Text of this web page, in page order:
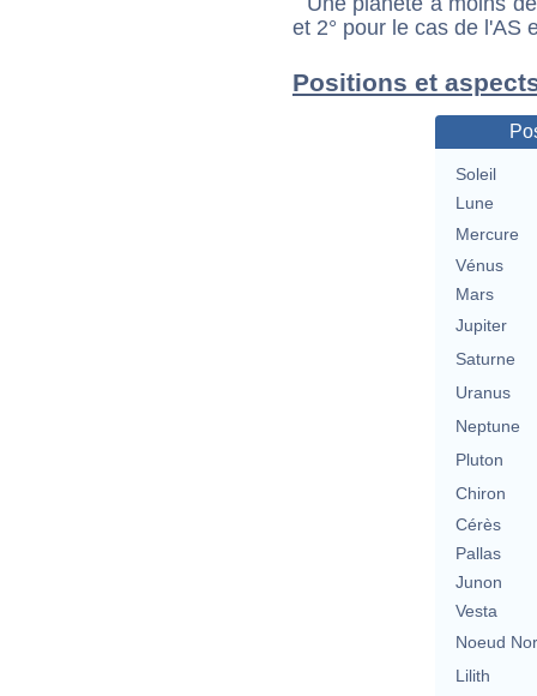
et 2° pour le cas de l'AS
Positions et
Soleil
Lune
Mercure
Vénus
Mars
Jupiter
Saturne
Uranus
Neptune
Pluton
Chiron
Cérès
Pallas
Junon
Vesta
Noeud
Lilith